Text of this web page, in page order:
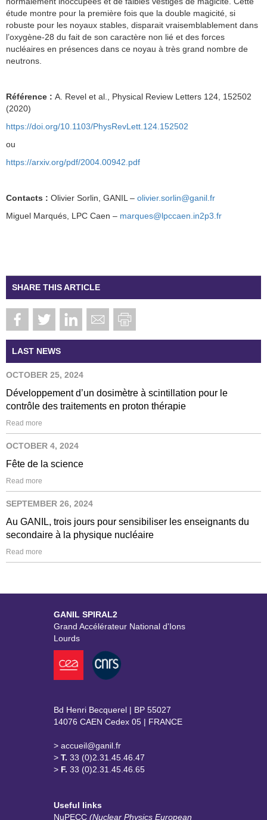
SHARE THIS ARTICLE
LAST NEWS
OCTOBER 25, 2024
Développement d’un dosimètre à scintillation pour le
contrôle des traitements en proton thérapie
Read more
OCTOBER 4, 2024
Fête de la science
Read more
SEPTEMBER 26, 2024
Au GANIL, trois jours pour sensibiliser les enseignants du
secondaire à la physique nucléaire
Read more
étude montre pour la première fois que la double magicité, si
robuste pour les noyaux stables, disparait vraisemblablement dans
l’oxygène-28 du fait de son caractère non lié et des forces
nucléaires en présences dans ce noyau à très grand nombre de
neutrons.
Référence : A. Revel et al., Physical Review Letters 124, 152502
(2020)
https://doi.org/10.1103/PhysRevLett.124.152502
ou
https://arxiv.org/pdf/2004.00942.pdf
Contacts : Olivier Sorlin, GANIL – olivier.sorlin@ganil.fr
Miguel Marqués, LPC Caen – marques@lpccaen.in2p3.fr
GANIL SPIRAL2
Grand Accélérateur National d'Ions
Lourds
Bd Henri Becquerel | BP 55027
14076 CAEN Cedex 05 | FRANCE
> accueil@ganil.fr
> T. 33 (0)2.31.45.46.47
> F. 33 (0)2.31.45.46.65
Useful links
NuPECC (Nuclear Physics European